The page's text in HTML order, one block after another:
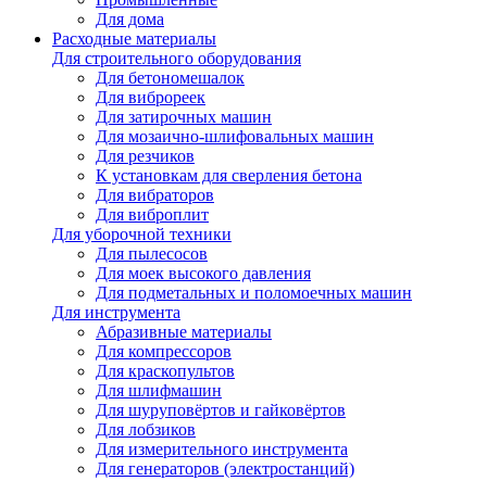
Для дома
Расходные материалы
Для строительного оборудования
Для бетономешалок
Для виброреек
Для затирочных машин
Для мозаично-шлифовальных машин
Для резчиков
К установкам для сверления бетона
Для вибраторов
Для виброплит
Для уборочной техники
Для пылесосов
Для моек высокого давления
Для подметальных и поломоечных машин
Для инструмента
Абразивные материалы
Для компрессоров
Для краскопультов
Для шлифмашин
Для шуруповёртов и гайковёртов
Для лобзиков
Для измерительного инструмента
Для генераторов (электростанций)